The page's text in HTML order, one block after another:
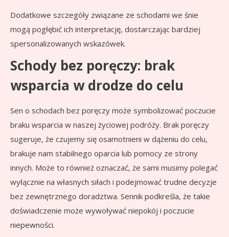
Dodatkowe szczegóły związane ze schodami we śnie
mogą pogłębić ich interpretację, dostarczając bardziej
spersonalizowanych wskazówek.
Schody bez poręczy: brak
wsparcia w drodze do celu
Sen o schodach bez poręczy może symbolizować poczucie
braku wsparcia w naszej życiowej podróży. Brak poręczy
sugeruje, że czujemy się osamotnieni w dążeniu do celu,
brakuje nam stabilnego oparcia lub pomocy ze strony
innych. Może to również oznaczać, że sami musimy polegać
wyłącznie na własnych siłach i podejmować trudne decyzje
bez zewnętrznego doradztwa. Sennik podkreśla, że takie
doświadczenie może wywoływać niepokój i poczucie
niepewności.